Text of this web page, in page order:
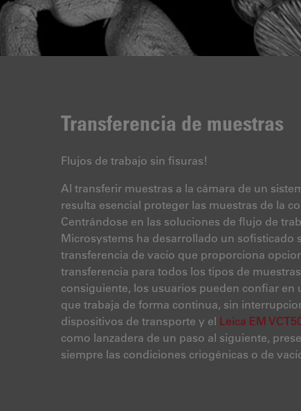
Transferencia de muestras
Flujos de trabajo sin fisuras!
Al transferir muestras a la cámara de un
resulta esencial proteger las muestras de la
Centrándose en las soluciones de flujo de
Microsystems ha desarrollado un sofisticado
transferencia de vacío que proporciona
transferencia para todos los tipos de
consiguiente, los usuarios pueden confiar en
que trabaja de forma continua, sin
dispositivos de transporte y el Leica EM
como lanzadera de un paso al siguiente,
siempre las condiciones criogénicas o de